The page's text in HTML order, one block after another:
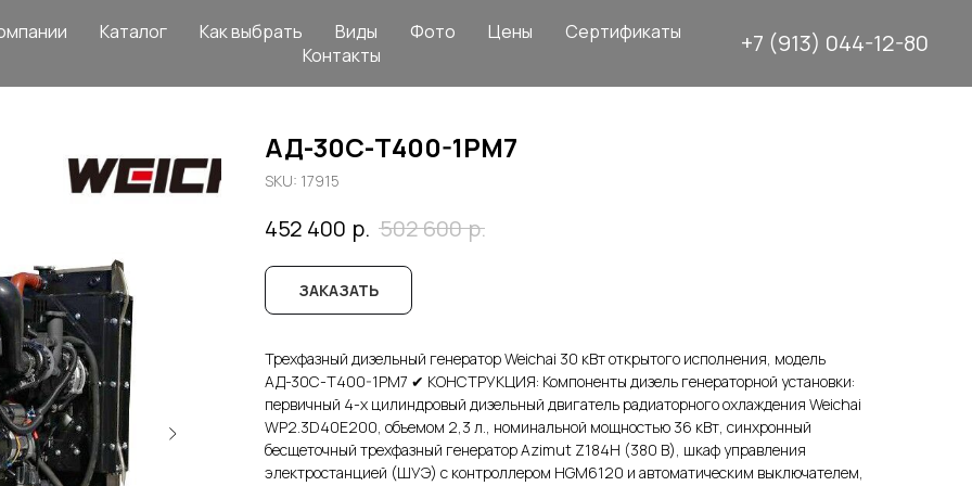
Каталог Как выбрать Виды Фото Цены
Сертификаты
Контакты
+7 (913) 044-12-80
АД-30С-Т400-1РМ7
SKU: 17915
452 400 р. 502 600 р.
ЗАКАЗАТЬ
Трехфазный дизельный генератор Weichai 30 кВт открытого исполнения, модель
АД-30С-Т400-1РМ7 ✔ КОНСТРУКЦИЯ: Компоненты дизель генераторной установки:
первичный 4-х цилиндровый дизельный двигатель радиаторного охлаждения Weichai
WP2.3D40E200, объемом 2,3 л., номинальной мощностью 36 кВт, синхронный
бесщеточный трехфазный генератор Azimut Z184H (380 В), шкаф управления
электростанцией (ШУЭ) с контроллером HGM6120 и автоматическим выключателем,